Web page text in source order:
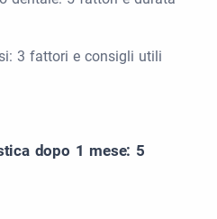
3 fattori e consigli utili
dopo 1 mese: 5